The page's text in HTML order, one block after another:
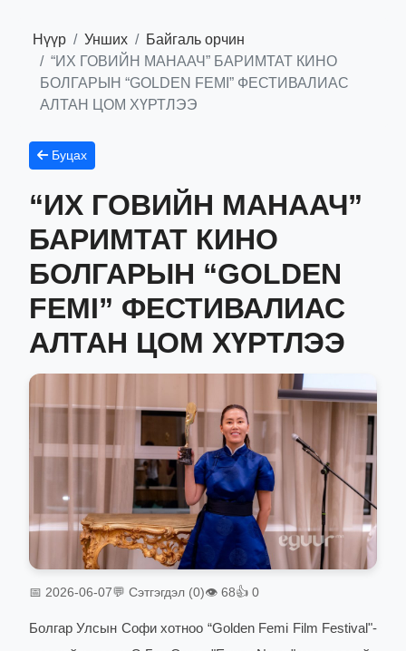
Нүүр Унших
Байгаль орчин
“ИХ ГОВИЙН МАНААЧ” БАРИМТАТ КИНО
БОЛГАРЫН “GOLDEN FEMI” ФЕСТИВАЛИАС
АЛТАН ЦОМ ХҮРТЛЭЭ
Буцах
“ИХ ГОВИЙН МАНААЧ”
БАРИМТАТ КИНО
БОЛГАРЫН “GOLDEN
FEMI” ФЕСТИВАЛИАС
АЛТАН ЦОМ ХҮРТЛЭЭ
📅 2026-06-07💬 Сэтгэгдэл (0)👁 68👍 0
Болгар Улсын Софи хотноо “Golden Femi Film Festival"-